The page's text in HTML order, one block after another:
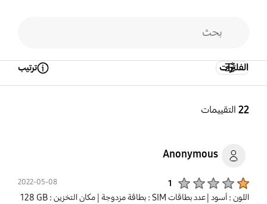
22التقييمات
الفلترات ترتيب
Anonymous
1
2022-05-08
اللون : أسود | عدد بطاقات SIM : بطاقة مزدوجة | مكان التخزين : ‎‎128 GB‎‎